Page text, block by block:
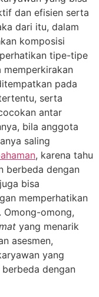
dan efisien serta
dari itu, dalam
komposisi
tipe-tipe
memperkirakan
pada
serta
antar
bila anggota
saling
, karena tahu
berbeda dengan
bisa
memperhatikan
Omong-omong,
yang menarik
asesmen,
yang
dengan